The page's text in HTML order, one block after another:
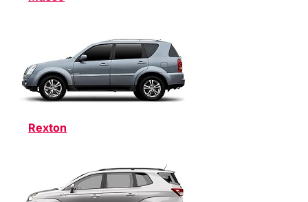
Rexton